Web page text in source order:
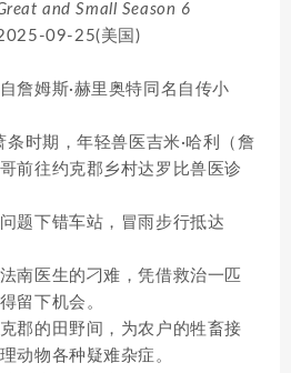
and Small Season 6
09-25(美国)
詹姆斯·赫里奥特同名自传小
时期，年轻兽医吉米·哈利（詹
前往约克郡乡村达罗比兽医诊
题下错车站，冒雨步行抵达
南医生的刁难，凭借救治一匹
留下机会。
郡的田野间，为农户的牲畜接
动物各种疑难杂症。